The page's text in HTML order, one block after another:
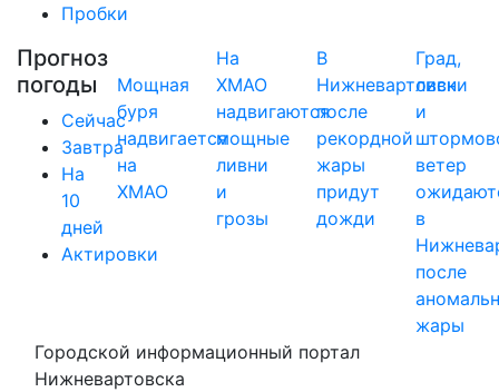
Пробки
Прогноз
погоды
Сейчас
Завтра
На
10
дней
Актировки
Мощная
буря
надвигается
на
ХМАО
На
ХМАО
надвигаются
мощные
ливни
и
грозы
В
Нижневартовск
после
рекордной
жары
придут
дожди
Град,
ливни
и
ветер
в
после
жары
Городской информационный портал
Нижневартовска